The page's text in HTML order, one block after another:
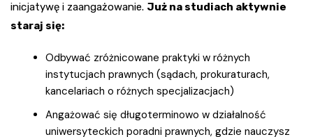
inicjatywę i zaangażowanie. Już na studiach aktywnie
staraj się:
Odbywać zróżnicowane praktyki w różnych
instytucjach prawnych (sądach, prokuraturach,
kancelariach o różnych specjalizacjach)
Angażować się długoterminowo w działalność
uniwersyteckich poradni prawnych, gdzie nauczysz